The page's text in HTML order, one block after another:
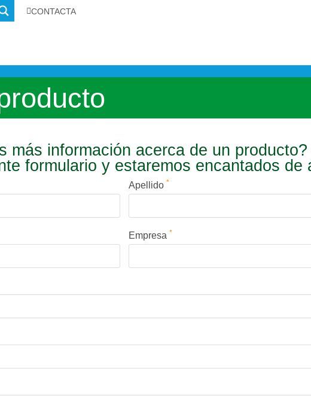
CONTACTA
más información acerca de un producto?
formulario y estaremos encantados de
Apellido *
Empresa *